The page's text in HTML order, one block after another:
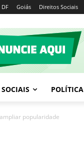
DF Goiás Direitos Sociais
POLÍTICA
popularidade